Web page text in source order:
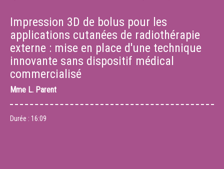
Impression 3D de bolus pour les
applications cutanées de radiothérapie
externe : mise en place d'une technique
innovante sans dispositif médical
commercialisé
Mme L. Parent
Durée : 16:09